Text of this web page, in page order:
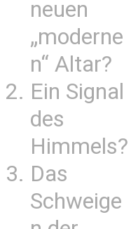
neuen
„moderne
n“ Altar?
Ein Signal
des
Himmels?
Das
Schweige